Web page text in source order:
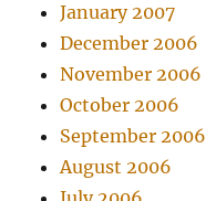
January 2007
December 2006
November 2006
October 2006
September 2006
August 2006